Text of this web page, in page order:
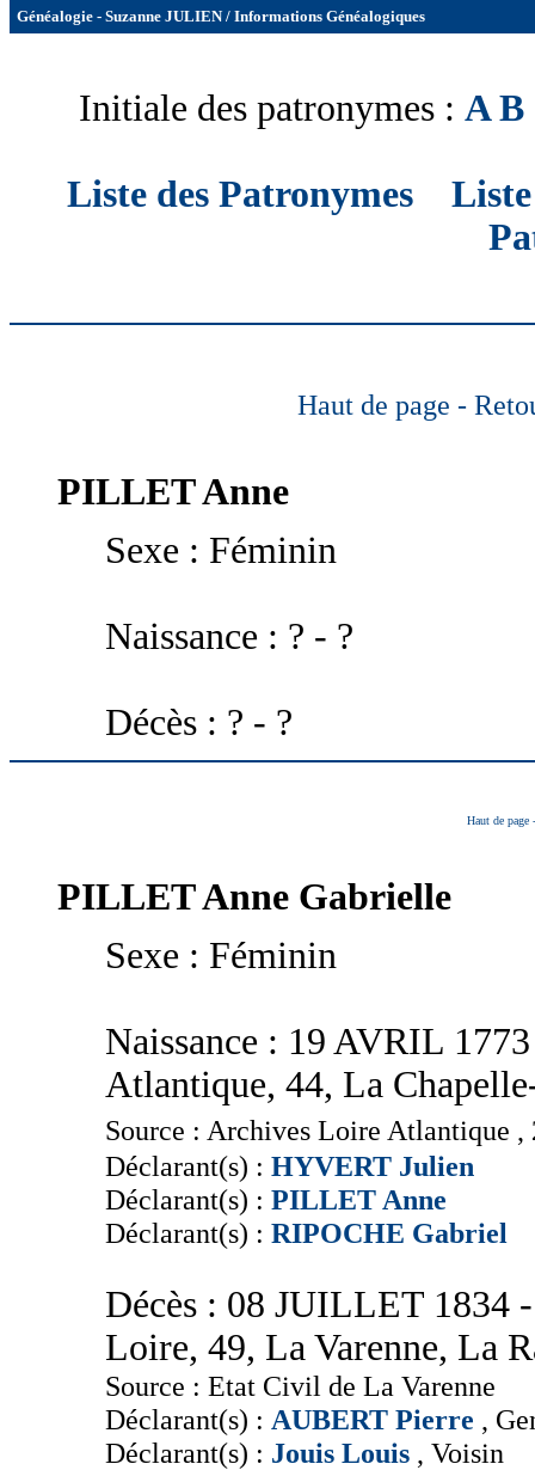
Généalogie - Suzanne JULIEN / Informations Généalogiques
Initiale des patronymes : A B
Liste des Patronymes
Haut de page -
PILLETAnne
Sexe : Féminin
Naissance : ? - ?
Décès : ? - ?
Haut de page
PILLETAnne Gabrielle
Sexe : Féminin
Naissance : 19 AVRIL
Atlantique, 44, La
Source : Archives Loire Atlantique ,
Déclarant(s) : HYVERT Julien
Déclarant(s) : PILLET Anne
Déclarant(s) : RIPOCHE Gabriel
Décès : 08 JUILLET 1834
Loire, 49, La Varenne, La
Source : Etat Civil de La Varenne
Déclarant(s) : AUBERT Pierre ,
Déclarant(s) : Jouis Louis , Voisin